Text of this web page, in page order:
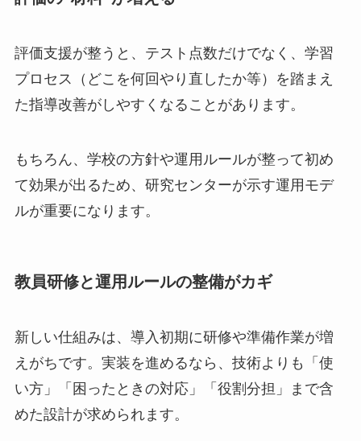
評価支援が整うと、テスト点数だけでなく、学習
プロセス（どこを何回やり直したか等）を踏まえ
た指導改善がしやすくなることがあります。
もちろん、学校の方針や運用ルールが整って初め
て効果が出るため、研究センターが示す運用モデ
ルが重要になります。
教員研修と運用ルールの整備がカギ
新しい仕組みは、導入初期に研修や準備作業が増
えがちです。実装を進めるなら、技術よりも「使
い方」「困ったときの対応」「役割分担」まで含
めた設計が求められます。